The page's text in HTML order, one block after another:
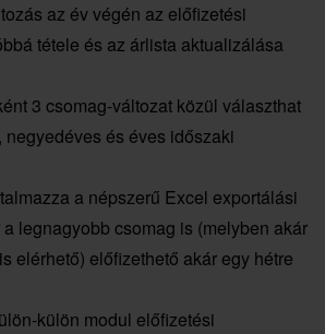
az év végén az előfizetési
tétele és az árlista aktualizálása
3 csomag-változat közül választhat
negyedéves és éves időszaki
a népszerű Excel exportálási
legnagyobb csomag is (melyben akár
elérhető) előfizethető akár egy hétre
külön modul előfizetési